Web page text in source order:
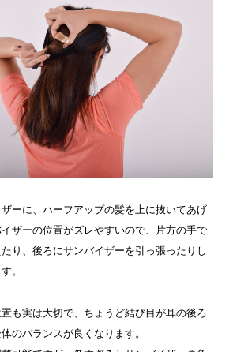
ーに、ハーフアップの髪を上に抜いてあげ
ザーの位置がズレやすいので、片方の手で
り、後ろにサンバイザーを引っ張ったりし
。
も実は大切で、ちょうど結び目が耳の後ろ
のバランスが良くなります。